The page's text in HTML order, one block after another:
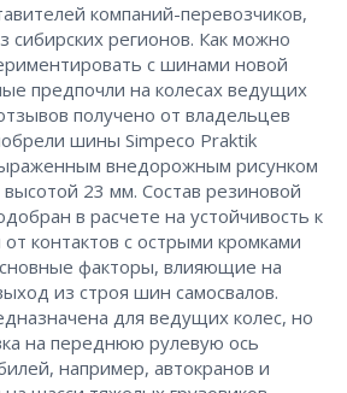
компаний-перевозчиков,
сибирских регионов. Как можно
с шинами новой
предпочли на колесах ведущих
получено от владельцев
шины Simpeco Praktik
внедорожным рисунком
23 мм. Состав резиновой
в расчете на устойчивость к
контактов с острыми кромками
факторы, влияющие на
из строя шин самосвалов.
для ведущих колес, но
на переднюю рулевую ось
например, автокранов и